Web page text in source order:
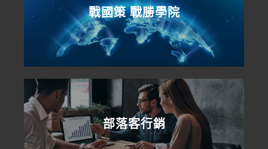
戰國策 戰勝學院
部落客行銷